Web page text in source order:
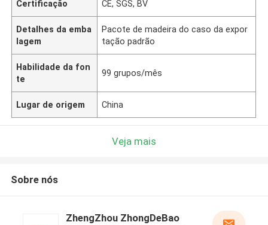
Certificação CE, SGS, BV
Detalhes da emba
lagem
Pacote de madeira do caso da expor
tação padrão
Habilidade da fon
te
99 grupos/mês
Lugar de origem China
Veja mais
Sobre nós
ZhengZhou ZhongDeBao